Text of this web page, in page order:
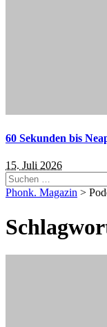
60 Sekunden bis
15. Juli 2026
Suchen
nach:
Phonk. Magazin >